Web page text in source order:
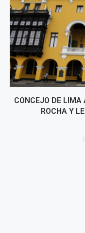
CONCEJO DE LIMA
ROCHA Y